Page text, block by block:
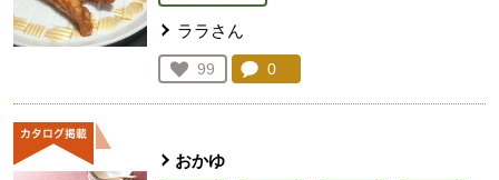
ララさん
お気に入り登録：
99
人が登録
コメント：
0
おかゆ